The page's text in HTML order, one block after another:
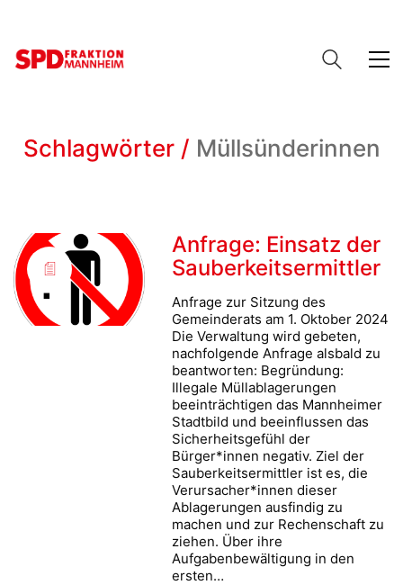
Schlagwörter / Müllsünderinnen
Anfrage: Einsatz der
Sauberkeitsermittler
Anfrage zur Sitzung des
Gemeinderats am 1. Oktober 2024
Die Verwaltung wird gebeten,
nachfolgende Anfrage alsbald zu
beantworten: Begründung:
Illegale Müllablagerungen
beeinträchtigen das Mannheimer
Stadtbild und beeinflussen das
Sicherheitsgefühl der
Bürger*innen negativ. Ziel der
Sauberkeitsermittler ist es, die
Verursacher*innen dieser
Ablagerungen ausfindig zu
machen und zur Rechenschaft zu
ziehen. Über ihre
Aufgabenbewältigung in den
ersten…